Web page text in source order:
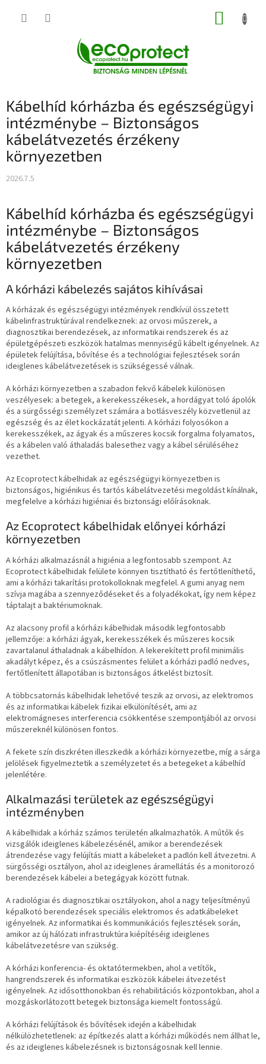
KOSÁR
Kábelhíd kórházba és egészségügyi
intézménybe – Biztonságos
kábelátvezetés érzékeny
környezetben
2026.7.5
Kábelhíd kórházba és egészségügyi
intézménybe – Biztonságos
kábelátvezetés érzékeny
környezetben
A kórházi kábelezés sajátos kihívásai
A kórházak és egészségügyi intézmények rendkívül összetett
kábelinfrastruktúrával rendelkeznek: az orvosi műszerek, a
diagnosztikai berendezések, az informatikai rendszerek és az
épületgépészeti eszközök hatalmas mennyiségű kábelt igényelnek. Az
épületek felújítása, bővítése és a technológiai fejlesztések során
ideiglenes kábelátvezetések is szükségessé válnak.
A kórházi környezetben a szabadon fekvő kábelek különösen
veszélyesek: a betegek, a kerekesszékesek, a hordágyat toló ápolók
és a sürgősségi személyzet számára a botlásveszély közvetlenül az
egészség és az élet kockázatát jelenti. A kórházi folyosókon a
kerekesszékek, az ágyak és a műszeres kocsik forgalma folyamatos,
és a kábelen való áthaladás balesethez vagy a kábel sérüléséhez
vezethet.
Az Ecoprotect kábelhidak az egészségügyi környezetben is
biztonságos, higiénikus és tartós kábelátvezetési megoldást kínálnak,
megfelelve a kórházi higiéniai és biztonsági előírásoknak.
Az Ecoprotect kábelhidak előnyei kórházi
környezetben
A kórházi alkalmazásnál a higiénia a legfontosabb szempont. Az
Ecoprotect kábelhidak felülete könnyen tisztítható és fertőtleníthető,
ami a kórházi takarítási protokolloknak megfelel. A gumi anyag nem
szívja magába a szennyeződéseket és a folyadékokat, így nem képez
táptalajt a baktériumoknak.
Az alacsony profil a kórházi kábelhidak második legfontosabb
jellemzője: a kórházi ágyak, kerekesszékek és műszeres kocsik
zavartalanul áthaladnak a kábelhídon. A lekerekített profil minimális
akadályt képez, és a csúszásmentes felület a kórházi padló nedves,
fertőtlenített állapotában is biztonságos átkelést biztosít.
A többcsatornás kábelhidak lehetővé teszik az orvosi, az elektromos
és az informatikai kábelek fizikai elkülönítését, ami az
elektromágneses interferencia csökkentése szempontjából az orvosi
műszereknél különösen fontos.
A fekete szín diszkréten illeszkedik a kórházi környezetbe, míg a sárga
jelölések figyelmeztetik a személyzetet és a betegeket a kábelhíd
jelenlétére.
Alkalmazási területek az egészségügyi
intézményben
A kábelhidak a kórház számos területén alkalmazhatók. A műtők és
vizsgálók ideiglenes kábelezésénél, amikor a berendezések
átrendezése vagy felújítás miatt a kábeleket a padlón kell átvezetni. A
sürgősségi osztályon, ahol az ideiglenes áramellátás és a monitorozó
berendezések kábelei a betegágyak között futnak.
A radiológiai és diagnosztikai osztályokon, ahol a nagy teljesítményű
képalkotó berendezések speciális elektromos és adatkábeleket
igényelnek. Az informatikai és kommunikációs fejlesztések során,
amikor az új hálózati infrastruktúra kiépítéséig ideiglenes
kábelátvezetésre van szükség.
A kórházi konferencia- és oktatótermekben, ahol a vetítők,
hangrendszerek és informatikai eszközök kábelei átvezetést
igényelnek. Az idősotthonokban és rehabilitációs központokban, ahol a
mozgáskorlátozott betegek biztonsága kiemelt fontosságú.
A kórházi felújítások és bővítések idején a kábelhidak
nélkülözhetetlenek: az építkezés alatt a kórházi működés nem állhat le,
és az ideiglenes kábelezésnek is biztonságosnak kell lennie.